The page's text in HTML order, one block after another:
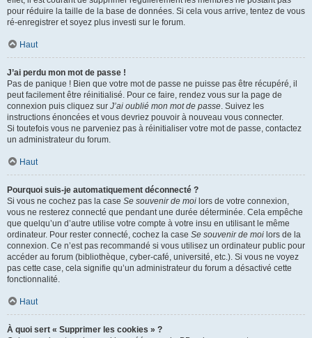
pour réduire la taille de la base de données. Si cela vous arrive, tentez de vous
ré-enregistrer et soyez plus investi sur le forum.
Haut
J’ai perdu mon mot de passe !
Pas de panique ! Bien que votre mot de passe ne puisse pas être récupéré, il
peut facilement être réinitialisé. Pour ce faire, rendez vous sur la page de
connexion puis cliquez sur J’ai oublié mon mot de passe. Suivez les
instructions énoncées et vous devriez pouvoir à nouveau vous connecter.
Si toutefois vous ne parveniez pas à réinitialiser votre mot de passe, contactez
un administrateur du forum.
Haut
Pourquoi suis-je automatiquement déconnecté ?
Si vous ne cochez pas la case Se souvenir de moi lors de votre connexion,
vous ne resterez connecté que pendant une durée déterminée. Cela empêche
que quelqu’un d’autre utilise votre compte à votre insu en utilisant le même
ordinateur. Pour rester connecté, cochez la case Se souvenir de moi lors de la
connexion. Ce n’est pas recommandé si vous utilisez un ordinateur public pour
accéder au forum (bibliothèque, cyber-café, université, etc.). Si vous ne voyez
pas cette case, cela signifie qu’un administrateur du forum a désactivé cette
fonctionnalité.
Haut
À quoi sert « Supprimer les cookies » ?